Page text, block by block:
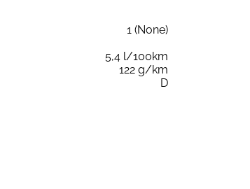
1 (None)
5,4 l/100km
122 g/km
D